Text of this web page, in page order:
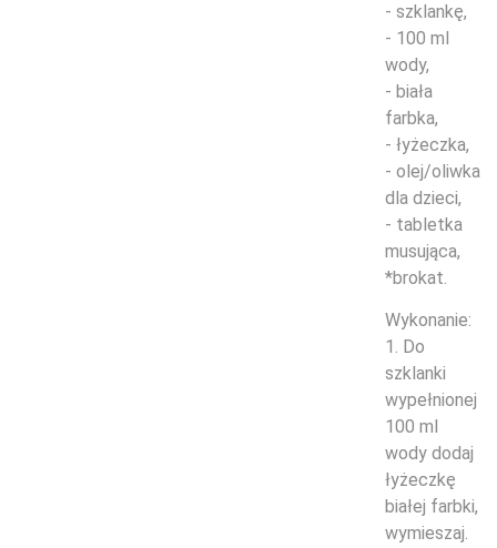
- szklankę,
- 100 ml
wody,
- biała
farbka,
- łyżeczka,
- olej/oliwka
dla dzieci,
- tabletka
musująca,
*brokat.
Wykonanie:
1. Do
szklanki
wypełnionej
100 ml
wody dodaj
łyżeczkę
białej farbki,
wymieszaj.